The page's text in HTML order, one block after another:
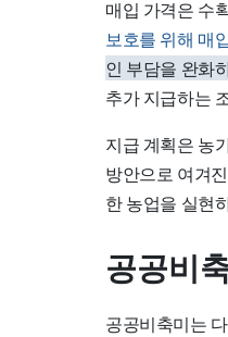
매입 가격은 수
보호를 위해 매
인 부담을 완화
추가 지급하는
지급 계획은 농
방안으로 여겨
한 농업을 실현
공공비
공공비축미는